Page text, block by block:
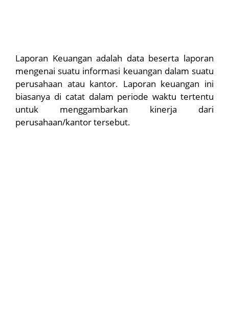
Laporan Keuangan adalah data beserta laporan
mengenai suatu informasi keuangan dalam suatu
perusahaan atau kantor. Laporan keuangan ini
biasanya di catat dalam periode waktu tertentu
untuk menggambarkan kinerja dari
perusahaan/kantor tersebut.